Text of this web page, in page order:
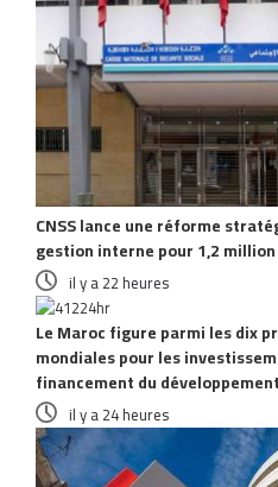
CNSS lance une réforme
gestion interne pour 1,2
il y a 22 heures
Le Maroc figure parmi les dix
mondiales pour les
financement du développement
il y a 24 heures